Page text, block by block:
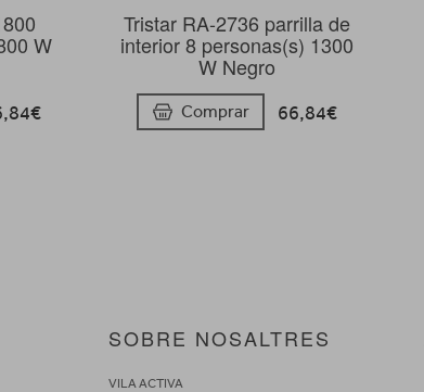
W
Tristar RA-2736 parrilla de
interior 8 personas(s) 1300
W Negro
Comprar 66,84€
SOBRE NOSALTRES
VILA ACTIVA